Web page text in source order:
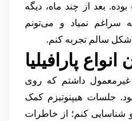
بعد از چند ماه، دیگه
سراغم نمیاد و می‌تونم
سالم تجربه کنم.
داشتم که روی
جلسات هیپنوتیزم کمک
کنم؛ از خاطرات